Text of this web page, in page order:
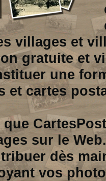
villages et
gratuite et
une
et cartes
sur le Web.
dès
vos